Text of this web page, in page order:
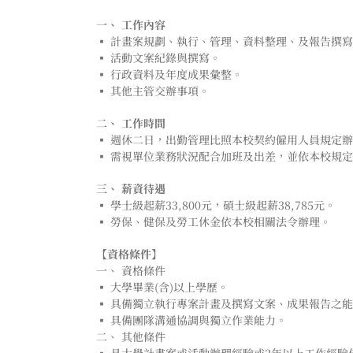
一、 工作內容
▪️ 計畫案規劃、執行、管理、資料整理、及報告撰寫
▪️ 活動文案紀錄與撰寫。
▪️ 行政資料及年度成果彙整。
▪️ 其他主管交辦事項。
二、 工作時間
▪️ 週休二日，出勤管理比照本校契約僱用人員規定辦
▪️ 需視單位業務狀況配合加班及出差，並依本校規
三、 薪資待遇
▪️ 學士級起薪33,800元，碩士級起薪38,785元。
▪️ 勞保、健保及勞工休金依本校相關法令辦理。
【資格條件】
一、 資格條件
▪️ 大學畢業(含)以上學歷。
▪️ 具備獨立執行專案計畫及撰寫文案、成果報告之能
▪️ 具備團隊溝通協調與獨立作業能力。
二、 其他條件